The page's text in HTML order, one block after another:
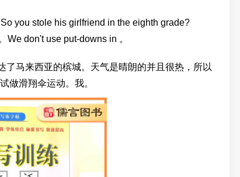
you stole his girlfriend in the eighth grade?
don't use put-downs in 。
马来西亚的槟城。天气是晴朗的并且很热，所以
做滑翔伞运动。我。